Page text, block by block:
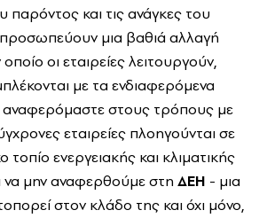
παρόντος και τις ανάγκες του
μια βαθιά αλλαγή
οι εταιρείες λειτουργούν,
με τα ενδιαφερόμενα
στους τρόπους με
εταιρείες πλοηγούνται σε
ενεργειακής και κλιματικής
να μην αναφερθούμε στη ΔΕΗ - μια
στον κλάδο της και όχι μόνο,